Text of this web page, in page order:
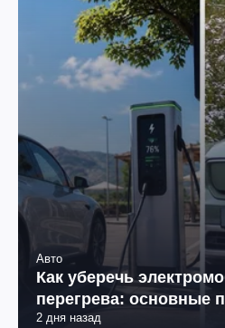
Авто
Как уберечь
перегрева: основные
2 дня назад